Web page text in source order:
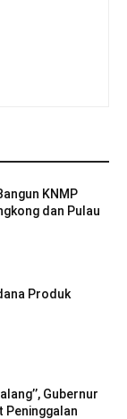
KNMP
dan Pulau
Produk
Gubernur
Peninggalan